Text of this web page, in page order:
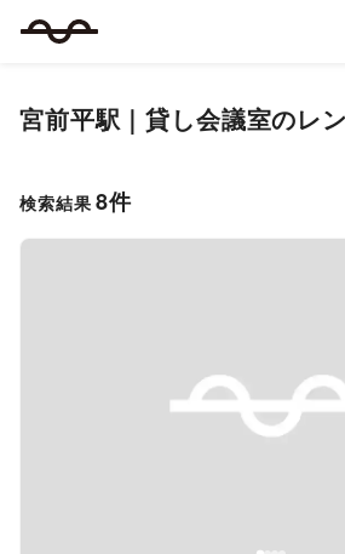
宮前平駅｜貸し会議室のレ
検索結果 8件
Previous slide